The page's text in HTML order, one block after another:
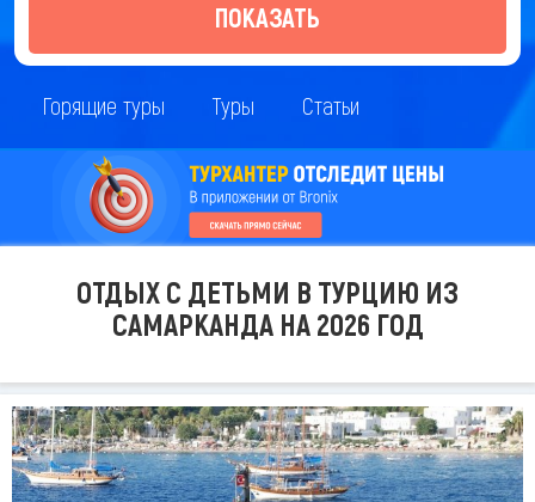
ПОКАЗАТЬ
Горящие туры Туры Статьи
ОТДЫХ С ДЕТЬМИ В ТУРЦИЮ ИЗ
САМАРКАНДА НА 2026 ГОД